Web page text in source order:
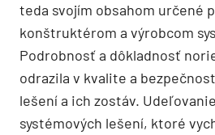
teda svojím obsahom určené
konštruktérom a výrobcom
Podrobnosť a dôkladnosť
odrazila v kvalite a
lešení a ich zostáv.
systémových lešení, ktoré